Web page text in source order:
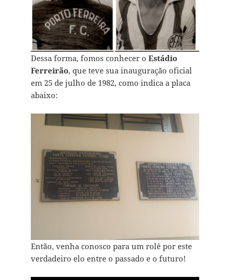
Dessa forma, fomos conhecer o Estádio
Ferreirão, que teve sua inauguração oficial
em 25 de julho de 1982, como indica a placa
abaixo:
Então, venha conosco para um rolê por este
verdadeiro elo entre o passado e o futuro!